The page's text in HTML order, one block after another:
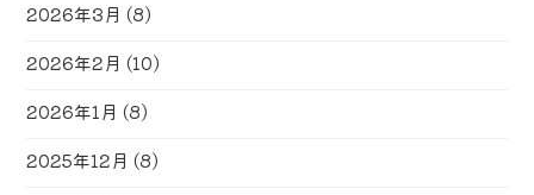
2026年3月 (8)
2026年2月 (10)
2026年1月 (8)
2025年12月 (8)